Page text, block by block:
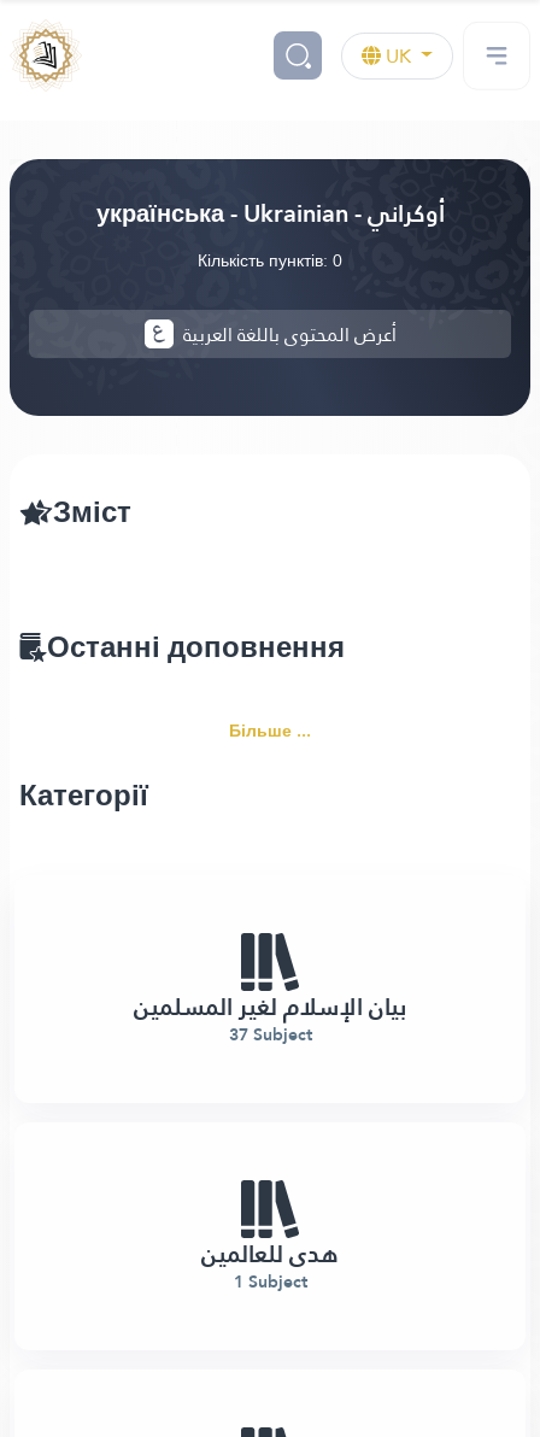
UK
українська - Ukrainian - أوكراني
Кількість пунктів: 0
أعرض المحتوى باللغة العربية
Зміст
Останні доповнення
Більше ...
Категорії
بيان الإسلام لغير المسلمين
37 Subject
هدى للعالمين
1 Subject